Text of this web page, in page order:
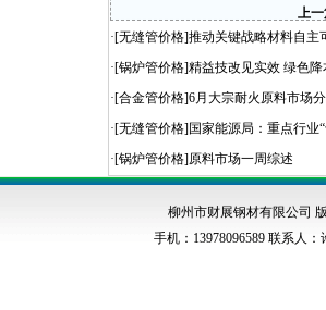
上
·[无缝管价格]推动关键战略材料自主
·[锅炉管价格]精益技改见实效 绿色
·[合金管价格]6月大宗耐火原料市场
·[无缝管价格] 国家能源局：重点行业
·[锅炉管价格]原料市场一周综述
柳州市财展钢材有限公司
手机：13978096589 联系人